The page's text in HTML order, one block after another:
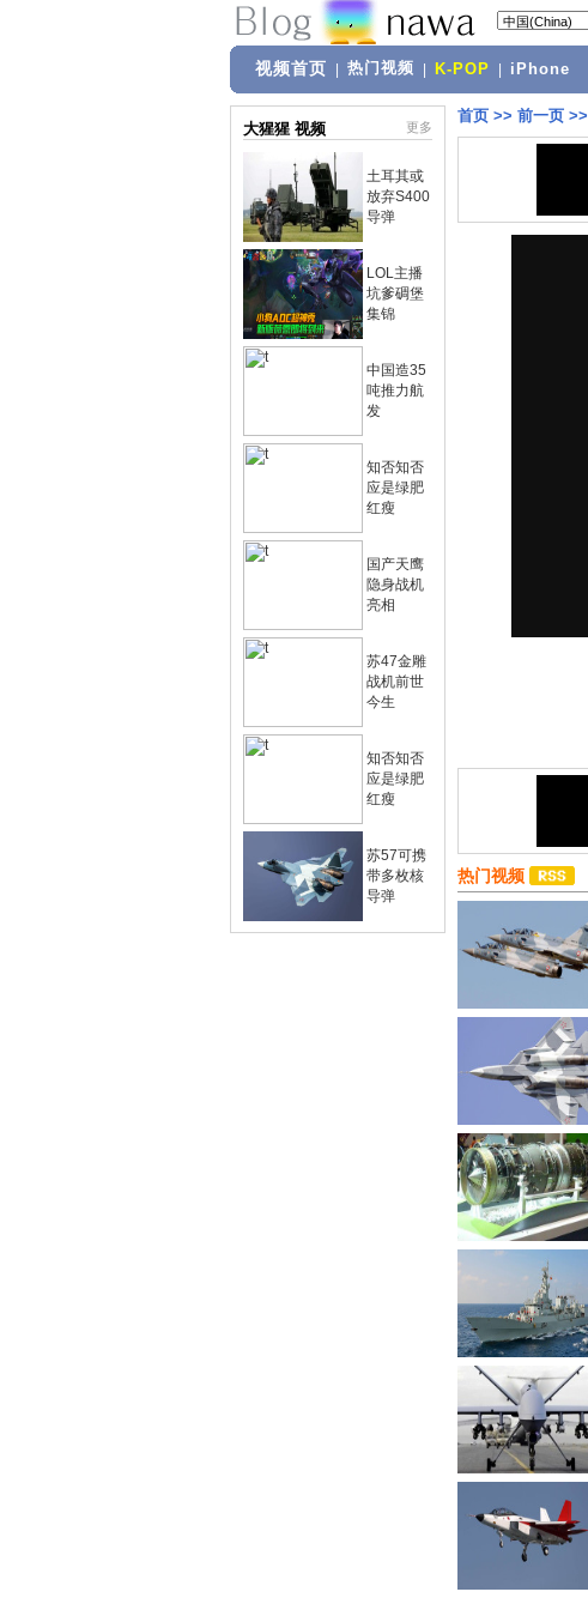
视频首页 热门视频 K-POP iPhone
大猩猩 视频 更多
土耳其或
放弃S400
导弹
LOL主播
坑爹碉堡
集锦
中国造35
吨推力航
发
知否知否
应是绿肥
红瘦
国产天鹰
隐身战机
亮相
苏47金雕
战机前世
今生
知否知否
应是绿肥
红瘦
苏57可携
带多枚核
导弹
首页 >> 前一页 >>
热门视频